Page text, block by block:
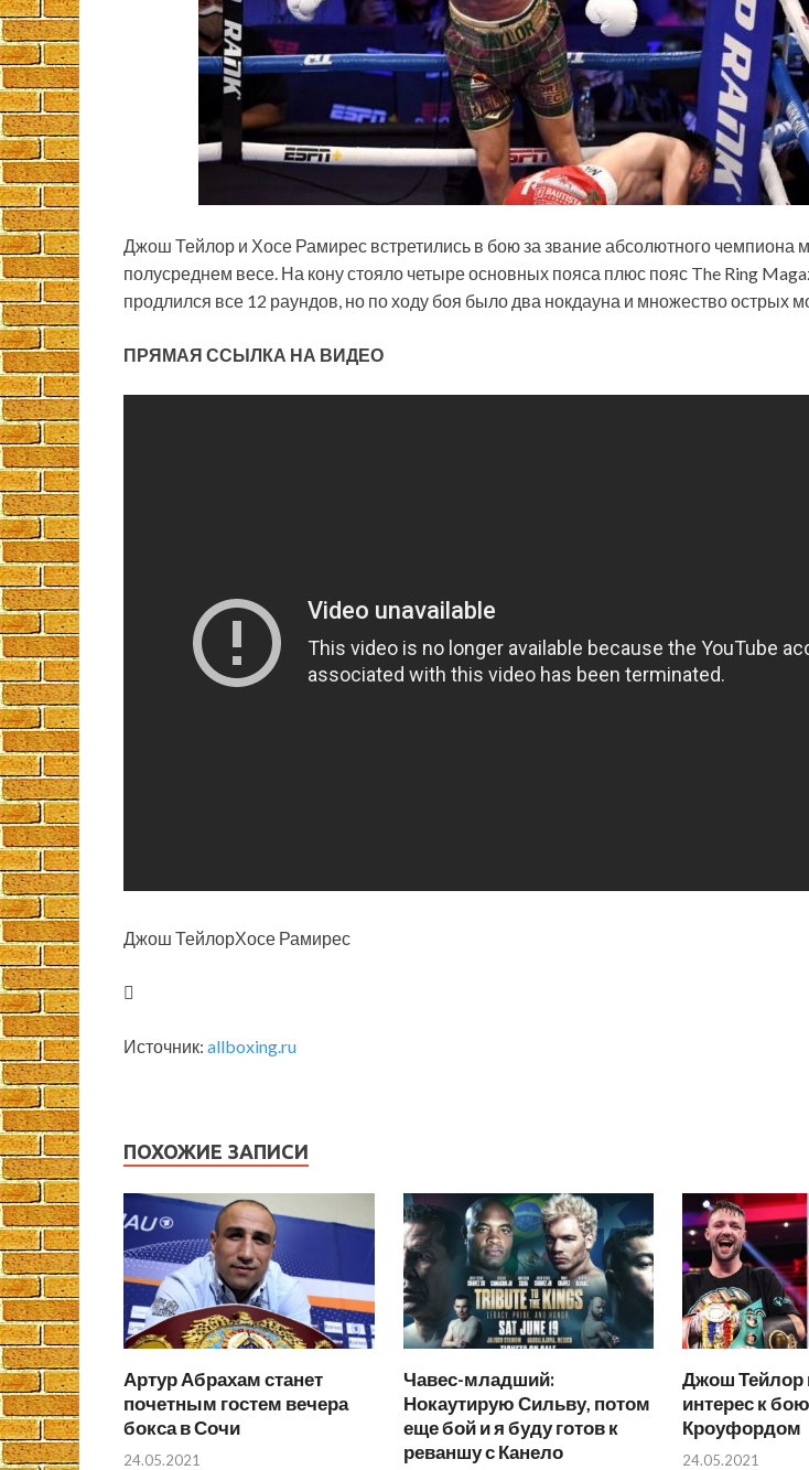
Джош Тейлор и Хосе Рамирес встретились в бою за звание абсолютного чемпиона
полусреднем весе. На кону стояло четыре основных пояса плюс пояс The Ring
продлился все 12 раундов, но по ходу боя было два нокдауна и множество острых
ПРЯМАЯ ССЫЛКА НА ВИДЕО
Джош ТейлорХосе Рамирес
Источник: allboxing.ru
ПОХОЖИЕ ЗАПИСИ
Артур Абрахам станет
почетным гостем вечера
бокса в Сочи
24.05.2021
Чавес-младший:
Нокаутирую Сильву, потом
еще бой и я буду готов к
реваншу с Канело
Джош Тейлор
интерес к
Кроуфордом
24.05.2021